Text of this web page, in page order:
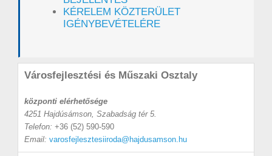
KÉRELEM KÖZTERÜLET
IGÉNYBEVÉTELÉRE
Városfejlesztési és Műszaki Osztaly
központi elérhetősége
4251 Hajdúsámson, Szabadság tér 5.
Telefon: +36 (52) 590-590
Email: varosfejlesztesiiroda@hajdusamson.hu